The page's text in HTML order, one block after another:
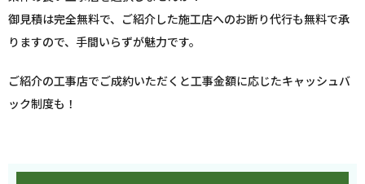
御見積は完全無料で、ご紹介した施工店へのお断り代行も無料で承
りますので、手間いらずが魅力です。
ご紹介の工事店でご成約いただくと工事金額に応じたキャッシュバ
ック制度も！